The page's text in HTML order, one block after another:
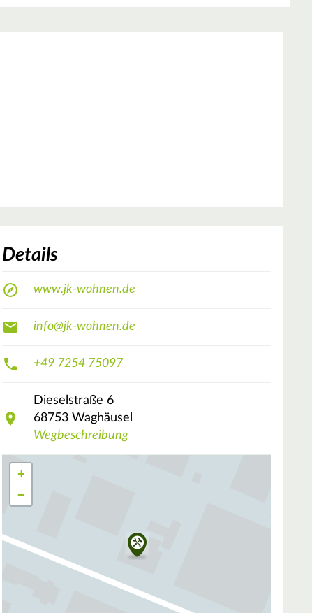
Details
www.jk-wohnen.de
info@jk-wohnen.de
+49 7254 75097
Dieselstraße 6
68753 Waghäusel
Wegbeschreibung
+
−